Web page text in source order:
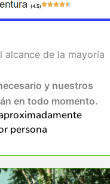
(4.5)
alcance de la mayoría
y nuestros
en todo momento.
persona